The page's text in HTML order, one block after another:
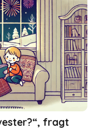
fragt